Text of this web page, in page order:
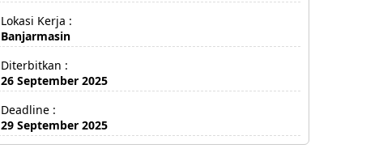
Lokasi Kerja :
Banjarmasin
Diterbitkan :
26 September 2025
Deadline :
29 September 2025